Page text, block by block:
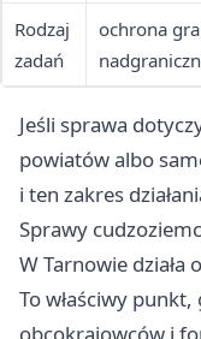
Rodzaj
zadań
ochrona
Jeśli sprawa
powiatów albo
i ten zakres
Sprawy
W Tarnowie działa
To właściwy